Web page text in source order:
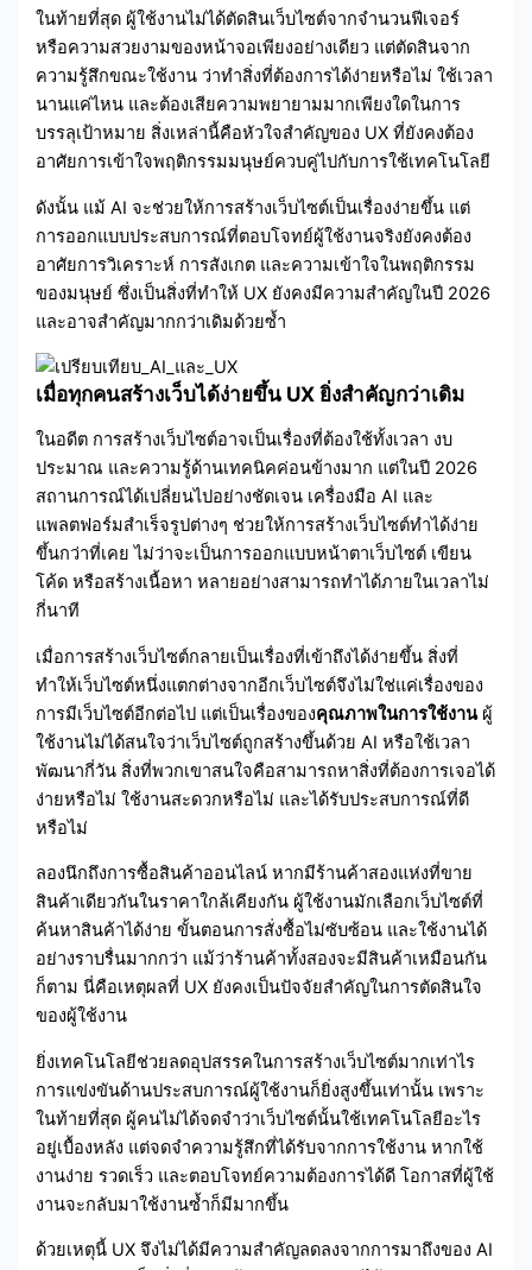
ในท้ายที่สุด ผู้ใช้งานไม่ได้ตัดสินเว็บไซต์จากจำนวนฟีเจอร์
หรือความสวยงามของหน้าจอเพียงอย่างเดียว แต่ตัดสินจาก
ความรู้สึกขณะใช้งาน ว่าทำสิ่งที่ต้องการได้ง่ายหรือไม่ ใช้เวลา
นานแค่ไหน และต้องเสียความพยายามมากเพียงใดในการ
บรรลุเป้าหมาย สิ่งเหล่านี้คือหัวใจสำคัญของ UX ที่ยังคงต้อง
อาศัยการเข้าใจพฤติกรรมมนุษย์ควบคู่ไปกับการใช้เทคโนโลยี
ดังนั้น แม้ AI จะช่วยให้การสร้างเว็บไซต์เป็นเรื่องง่ายขึ้น แต่
การออกแบบประสบการณ์ที่ตอบโจทย์ผู้ใช้งานจริงยังคงต้อง
อาศัยการวิเคราะห์ การสังเกต และความเข้าใจในพฤติกรรม
ของมนุษย์ ซึ่งเป็นสิ่งที่ทำให้ UX ยังคงมีความสำคัญในปี 2026
และอาจสำคัญมากกว่าเดิมด้วยซ้ำ
เมื่อทุกคนสร้างเว็บได้ง่ายขึ้น UX ยิ่งสำคัญกว่าเดิม
ในอดีต การสร้างเว็บไซต์อาจเป็นเรื่องที่ต้องใช้ทั้งเวลา งบ
ประมาณ และความรู้ด้านเทคนิคค่อนข้างมาก แต่ในปี 2026
สถานการณ์ได้เปลี่ยนไปอย่างชัดเจน เครื่องมือ AI และ
แพลตฟอร์มสำเร็จรูปต่างๆ ช่วยให้การสร้างเว็บไซต์ทำได้ง่าย
ขึ้นกว่าที่เคย ไม่ว่าจะเป็นการออกแบบหน้าตาเว็บไซต์ เขียน
โค้ด หรือสร้างเนื้อหา หลายอย่างสามารถทำได้ภายในเวลาไม่
กี่นาที
เมื่อการสร้างเว็บไซต์กลายเป็นเรื่องที่เข้าถึงได้ง่ายขึ้น สิ่งที่
ทำให้เว็บไซต์หนึ่งแตกต่างจากอีกเว็บไซต์จึงไม่ใช่แค่เรื่องของ
การมีเว็บไซต์อีกต่อไป แต่เป็นเรื่องของคุณภาพในการใช้งานผู้
ใช้งานไม่ได้สนใจว่าเว็บไซต์ถูกสร้างขึ้นด้วย AI หรือใช้เวลา
พัฒนากี่วัน สิ่งที่พวกเขาสนใจคือสามารถหาสิ่งที่ต้องการเจอได้
ง่ายหรือไม่ ใช้งานสะดวกหรือไม่ และได้รับประสบการณ์ที่ดี
หรือไม่
ลองนึกถึงการซื้อสินค้าออนไลน์ หากมีร้านค้าสองแห่งที่ขาย
สินค้าเดียวกันในราคาใกล้เคียงกัน ผู้ใช้งานมักเลือกเว็บไซต์ที่
ค้นหาสินค้าได้ง่าย ขั้นตอนการสั่งซื้อไม่ซับซ้อน และใช้งานได้
อย่างราบรื่นมากกว่า แม้ว่าร้านค้าทั้งสองจะมีสินค้าเหมือนกัน
ก็ตาม นี่คือเหตุผลที่ UX ยังคงเป็นปัจจัยสำคัญในการตัดสินใจ
ของผู้ใช้งาน
ยิ่งเทคโนโลยีช่วยลดอุปสรรคในการสร้างเว็บไซต์มากเท่าไร
การแข่งขันด้านประสบการณ์ผู้ใช้งานก็ยิ่งสูงขึ้นเท่านั้น เพราะ
ในท้ายที่สุด ผู้คนไม่ได้จดจำว่าเว็บไซต์นั้นใช้เทคโนโลยีอะไร
อยู่เบื้องหลัง แต่จดจำความรู้สึกที่ได้รับจากการใช้งาน หากใช้
งานง่าย รวดเร็ว และตอบโจทย์ความต้องการได้ดี โอกาสที่ผู้ใช้
งานจะกลับมาใช้งานซ้ำก็มีมากขึ้น
ด้วยเหตุนี้ UX จึงไม่ได้มีความสำคัญลดลงจากการมาถึงของ AI